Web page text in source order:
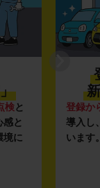
検と
感と
境に
登録か
導入し
います